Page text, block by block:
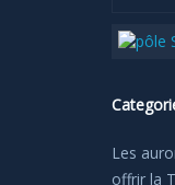
Les
offrir la